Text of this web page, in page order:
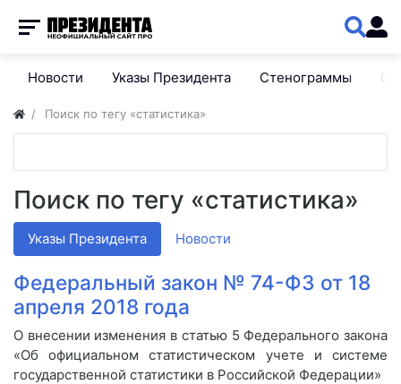
Новости Указы Президента Стенограммы
Поиск по тегу «статистика»
Поиск по тегу «статистика»
Указы Президента Новости
Федеральный закон № 74-ФЗ от 18
апреля 2018 года
О внесении изменения в статью 5 Федерального закона
«Об официальном статистическом учете и системе
государственной статистики в Российской Федерации»